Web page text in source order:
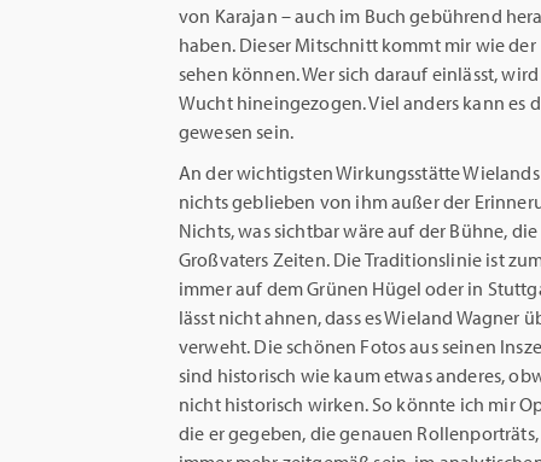
von Karajan – auch im Buch gebührend
haben. Dieser Mitschnitt kommt mir wie
sehen können. Wer sich darauf einlässt,
Wucht hineingezogen. Viel anders kann es
gewesen sein.
An der wichtigsten Wirkungsstätte
nichts geblieben von ihm außer der
Nichts, was sichtbar wäre auf der Bühne,
Großvaters Zeiten. Die Traditionslinie ist
immer auf dem Grünen Hügel oder in
lässt nicht ahnen, dass es Wieland Wagner
verweht. Die schönen Fotos aus seinen
sind historisch wie kaum etwas anderes,
nicht historisch wirken. So könnte ich mir
die er gegeben, die genauen